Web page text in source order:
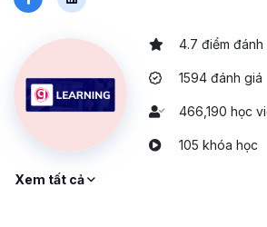
4.7 điểm đánh
1594 đánh giá
466,190 học
105 khóa học
Xem tất cả